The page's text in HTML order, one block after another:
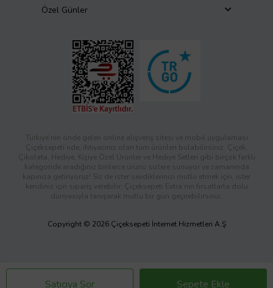
Satıcıya Sor Sepete Ekle
Özel Günler
Türkiye’nin önde gelen online alışveriş sitesi ve mobil uygulaması
Çiçeksepeti’nde, ihtiyacınız olan tüm ürünleri bulabilirsiniz. Çiçek,
Çikolata, Hediye, Kişiye Özel Ürünler ve Hediye Setleri gibi birçok farklı
kategoride aradığınız binlerce ürünü sizlere sunuyor ve zamanında
kapınıza getiriyoruz! Siz de ister sevdiklerinizi mutlu etmek için, ister
kendiniz için sipariş verebilir; Çiçeksepeti Extra’nın fırsatlarla dolu
dünyasıyla tanışarak mutlu bir gün geçirebilirsiniz.
Copyright © 2026 Çiçeksepeti İnternet Hizmetleri A.Ş